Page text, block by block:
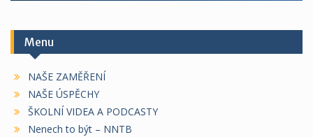
Menu
NAŠE ZAMĚŘENÍ
NAŠE ÚSPĚCHY
ŠKOLNÍ VIDEA A PODCASTY
Nenech to být – NNTB